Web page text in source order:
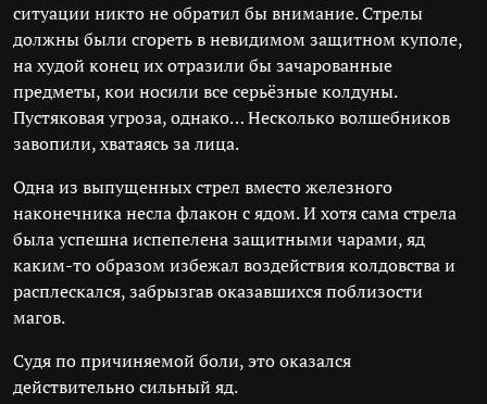
ситуации никто не обратил бы внимание. Стрелы
должны были сгореть в невидимом защитном куполе,
на худой конец их отразили бы зачарованные
предметы, кои носили все серьёзные колдуны.
Пустяковая угроза, однако… Несколько волшебников
завопили, хватаясь за лица.
Одна из выпущенных стрел вместо железного
наконечника несла флакон с ядом. И хотя сама стрела
была успешна испепелена защитными чарами, яд
каким-то образом избежал воздействия колдовства и
расплескался, забрызгав оказавшихся поблизости
магов.
Судя по причиняемой боли, это оказался
действительно сильный яд.